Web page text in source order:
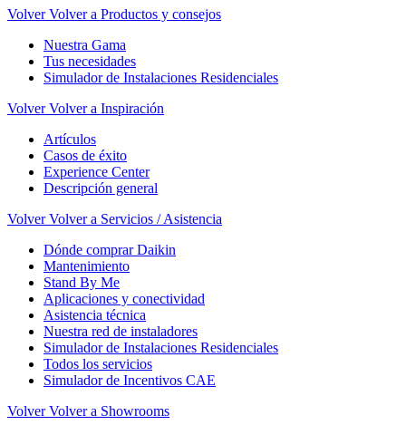
Volver Volver a Productos y consejos
Nuestra Gama
Tus necesidades
Simulador de Instalaciones Residenciales
Volver Volver a Inspiración
Artículos
Casos de éxito
Experience Center
Descripción general
Volver Volver a Servicios / Asistencia
Dónde comprar Daikin
Mantenimiento
Stand By Me
Aplicaciones y conectividad
Asistencia técnica
Nuestra red de instaladores
Simulador de Instalaciones Residenciales
Todos los servicios
Simulador de Incentivos CAE
Volver Volver a Showrooms